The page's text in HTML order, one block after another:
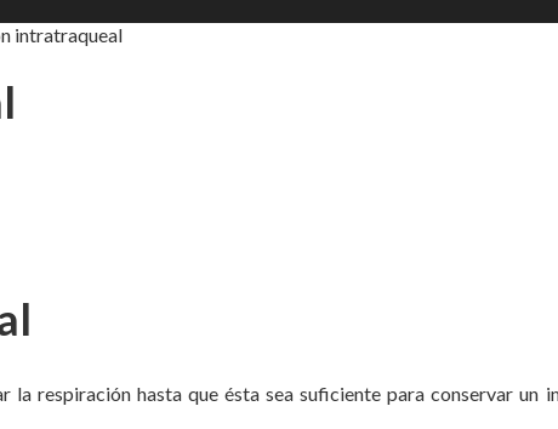
intratraqueal
la respiración hasta que ésta sea suficiente para conservar un